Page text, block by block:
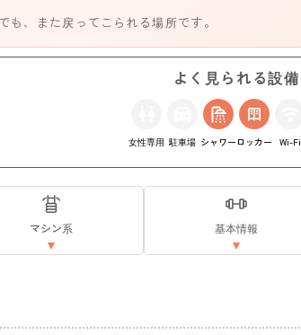
、また戻ってこられる場所です。
よく見られる設備
女性専用 駐車場 シャワー ロッカー Wi-Fi
マシン系 基本情報